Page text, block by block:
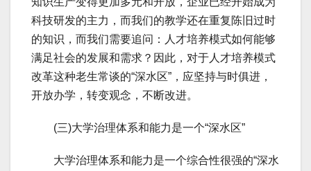
科技研发的主力，而我们的教学还在重复陈旧过时
的知识，而我们需要追问：人才培养模式如何能够
满足社会的发展和需求？因此，对于人才培养模式
改革这种老生常谈的“深水区”，应坚持与时俱进，
开放办学，转变观念，不断改进。
(三)大学治理体系和能力是一个“深水区”
大学治理体系和能力是一个综合性很强的“深水